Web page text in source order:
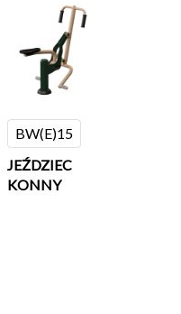
BW(E)15
JEŹDZIEC
KONNY